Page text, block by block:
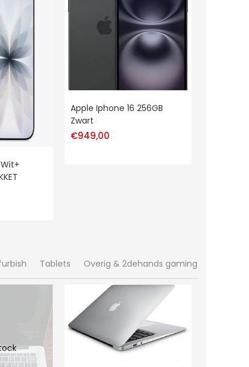
Apple Iphone 16 256GB
Zwart
€949,00
Tablets Overig & 2dehands gaming